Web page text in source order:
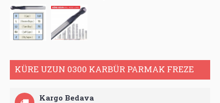
KÜRE UZUN 0300 KARBÜR PARMAK FREZE
Kargo Bedava